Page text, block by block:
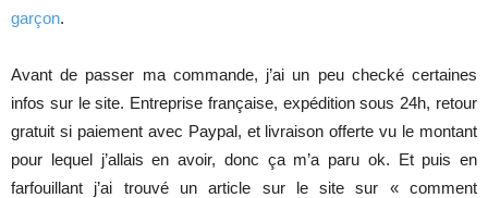
garçon.
Avant de passer ma commande, j’ai un peu checké certaines
infos sur le site. Entreprise française, expédition sous 24h, retour
gratuit si paiement avec Paypal, et livraison offerte vu le montant
pour lequel j’allais en avoir, donc ça m’a paru ok. Et puis en
farfouillant j’ai trouvé un article sur le site sur « comment